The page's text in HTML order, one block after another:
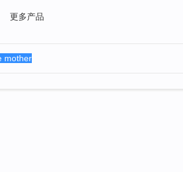
更多产品